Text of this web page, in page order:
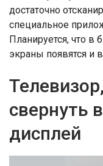
достаточно
специальное
Планируется, что
экраны появятся и
свернуть
дисплей